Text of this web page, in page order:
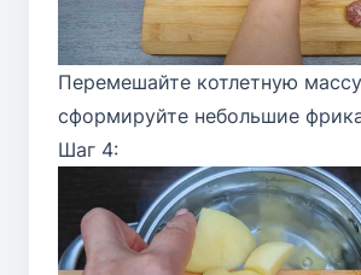
Перемешайте котлетную
сформируйте небольшие
Шаг 4: